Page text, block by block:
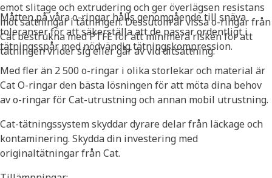
emot slitage och extrudering och ger överlägsen resistans
mot sättningar i tätningen. Dessutom är vissa o-ringar från
Cat bestrukna med PTFE för att minimera risken för att
tätningen vrider sig eller går av vid ditsättning.
Måtten på våra o-ringar hålls genomgående till snäva
toleranser för att säkerställa att de passar ordentligt i
tätningsspår med nödvändig tätningskompression.
Med fler än 2 500 o-ringar i olika storlekar och material är
Cat O-ringar den bästa lösningen för att möta dina behov
av o-ringar för Cat-utrustning och annan mobil utrustning.
Cat-tätningssystem skyddar dyrare delar från läckage och
kontaminering. Skydda din investering med
originaltätningar från Cat.